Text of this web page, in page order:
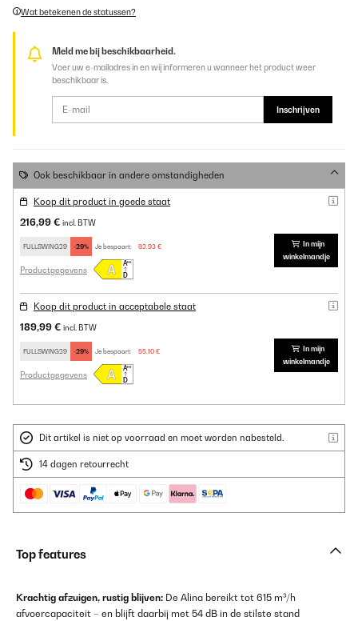
Wat betekenen de statussen?
Meld me bij beschikbaarheid.
Voer uw e-mailadres in en wij informeren u wanneer het product weer
beschikbaar is.
Inschrijven
Ook beschikbaar in andere omstandigheden
Koop dit product in goede staat
216,99 € incl. BTW
FULLSWING29 -29% Je bespaart: 62,93 €
Productgegevens
In mijn
winkelmandje
Koop dit product in acceptabele staat
189,99 € incl. BTW
FULLSWING29 -29% Je bespaart: 55,10 €
Productgegevens
In mijn
winkelmandje
Dit artikel is niet op voorraad en moet worden nabesteld.
14 dagen retourrecht
Top features
Krachtig afzuigen, rustig blijven: De Alina bereikt tot 615 m³/h
afvoercapaciteit – en blijft daarbij met 54 dB in de stilste stand